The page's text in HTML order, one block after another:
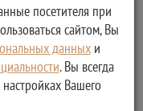
посетителя при
сайтом, Вы
данныхи
. Вы всегда
Вашего